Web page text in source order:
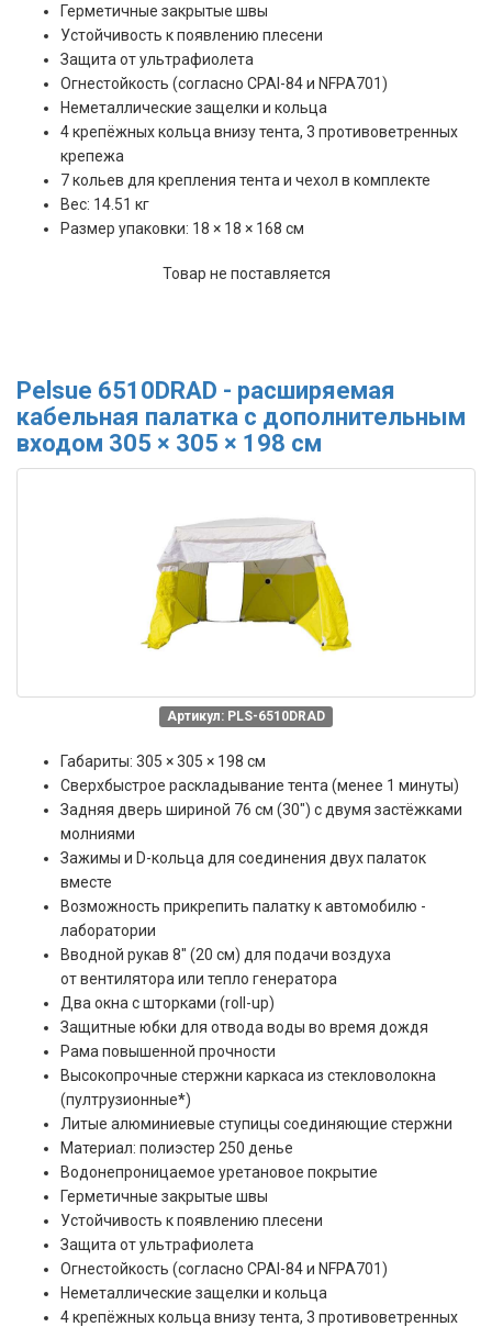
Герметичные закрытые швы
Устойчивость к появлению плесени
Защита от ультрафиолета
Огнестойкость (согласно CPAI-84 и NFPA701)
Неметаллические защелки и кольца
4 крепёжных кольца внизу тента, 3 противоветренных
крепежа
7 кольев для крепления тента и чехол в комплекте
Вес: 14.51 кг
Размер упаковки: 18 × 18 × 168 см
Товар не поставляется
Pelsue 6510DRAD - расширяемая
кабельная палатка с дополнительным
входом 305 × 305 × 198 см
Артикул: PLS-6510DRAD
Габариты: 305 × 305 × 198 см
Сверхбыстрое раскладывание тента (менее 1 минуты)
Задняя дверь шириной 76 см (30″) с двумя застёжками
молниями
Зажимы и D-кольца для соединения двух палаток
вместе
Возможность прикрепить палатку к автомобилю -
лаборатории
Вводной рукав 8" (20 см) для подачи воздуха
от вентилятора или тепло генератора
Два окна с шторками (roll-up)
Защитные юбки для отвода воды во время дождя
Рама повышенной прочности
Высокопрочные стержни каркаса из стекловолокна
(пултрузионные*)
Литые алюминиевые ступицы соединяющие стержни
Материал: полиэстер 250 денье
Водонепроницаемое уретановое покрытие
Герметичные закрытые швы
Устойчивость к появлению плесени
Защита от ультрафиолета
Огнестойкость (согласно CPAI-84 и NFPA701)
Неметаллические защелки и кольца
4 крепёжных кольца внизу тента, 3 противоветренных